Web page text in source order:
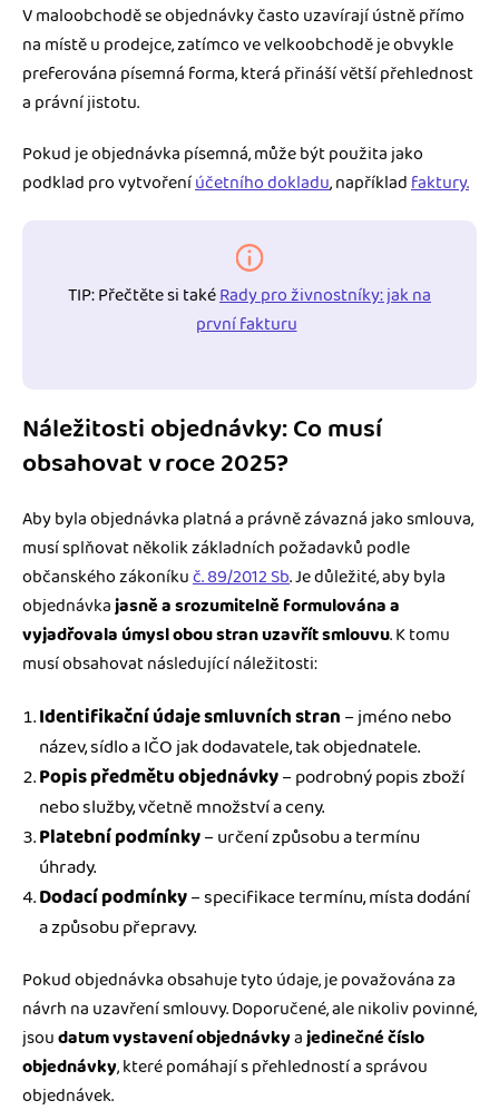
V maloobchodě se objednávky často uzavírají ústně přímo
na místě u prodejce, zatímco ve velkoobchodě je obvykle
preferována písemná forma, která přináší větší přehlednost
a právní jistotu.
Pokud je objednávka písemná, může být použita jako
podklad pro vytvořeníúčetního dokladu, napříkladfaktury.
TIP: Přečtěte si takéRady pro živnostníky: jak na
první fakturu
Náležitosti objednávky: Co musí
obsahovat v roce 2025?
Aby byla objednávka platná a právně závazná jako smlouva,
musí splňovat několik základních požadavků podle
občanského zákoníkuč. 89/2012 Sb. Je důležité, aby byla
objednávkajasně a srozumitelně formulována a
vyjadřovala úmysl obou stran uzavřít smlouvu. K tomu
musí obsahovat následující náležitosti:
Identifikační údaje smluvních stran– jméno nebo
název, sídlo a IČO jak dodavatele, tak objednatele.
Popis předmětu objednávky– podrobný popis zboží
nebo služby, včetně množství a ceny.
Platební podmínky– určení způsobu a termínu
úhrady.
Dodací podmínky– specifikace termínu, místa dodání
a způsobu přepravy.
Pokud objednávka obsahuje tyto údaje, je považována za
návrh na uzavření smlouvy. Doporučené, ale nikoliv povinné,
jsoudatum vystavení objednávkyajedinečné číslo
objednávky, které pomáhají s přehledností a správou
objednávek.